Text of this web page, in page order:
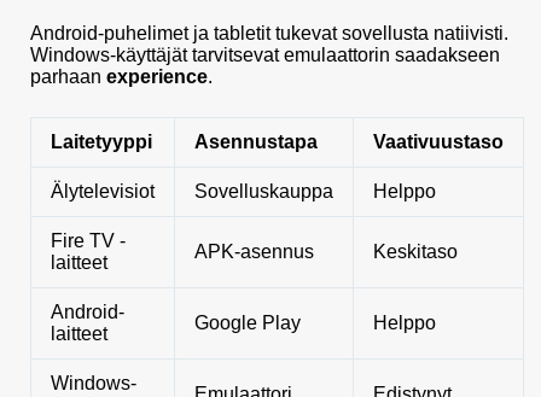
Android-puhelimet ja tabletit tukevat sovellusta natiivisti.
Windows-käyttäjät tarvitsevat emulaattorin saadakseen
parhaan experience.
Laitetyyppi Asennustapa Vaativuustaso
Älytelevisiot Sovelluskauppa Helppo
Fire TV -
laitteet
APK-asennus Keskitaso
Android-
laitteet
Google Play Helppo
Windows-